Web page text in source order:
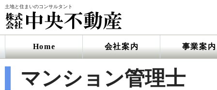
土地と住まいのコンサルタント
Home 会社案内 事業案内
マンション管理士